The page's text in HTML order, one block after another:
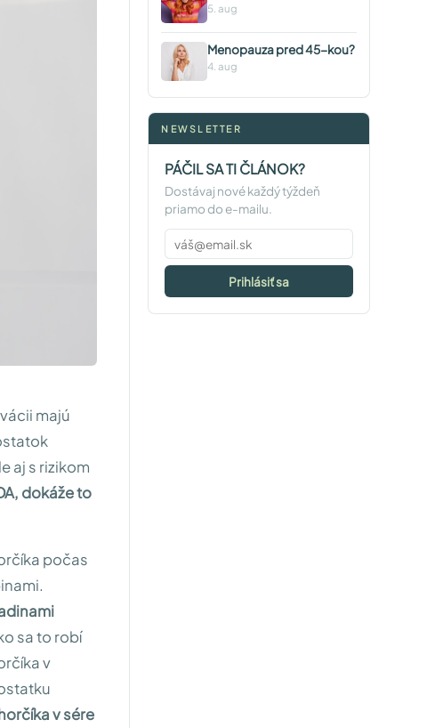
majú
aj s rizikom
dokáže to
počas
sa to robí
v
v sére
5. aug
Menopauza pred 45-kou?
4. aug
NEWSLETTER
PÁČIL SA TI ČLÁNOK?
Dostávaj nové každý týždeň
priamo do e-mailu.
Prihlásiť sa